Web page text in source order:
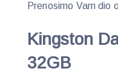
Prenosimo Vam dio
Kingston
32GB